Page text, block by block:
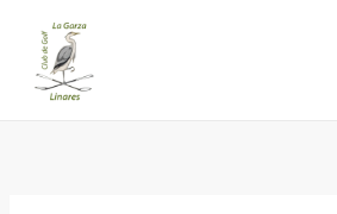
contenido